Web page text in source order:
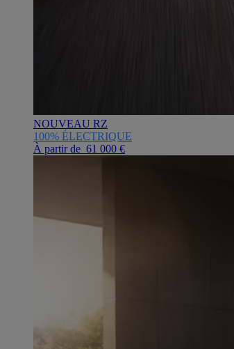
NOUVEAU RZ
100% ÉLECTRIQUE
À partir de 61 000 €